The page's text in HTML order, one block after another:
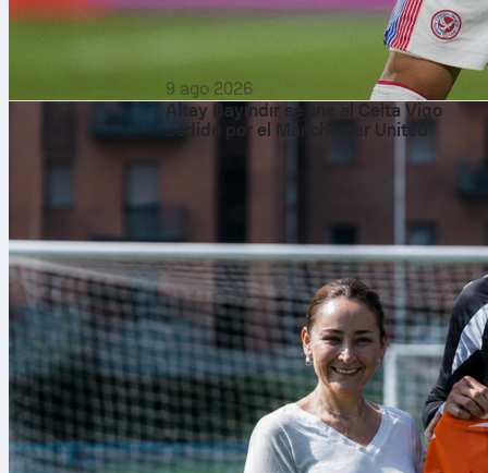
9 ago 2026
Altay Bayındır se une al Celta Vigo
cedido por el Manchester United